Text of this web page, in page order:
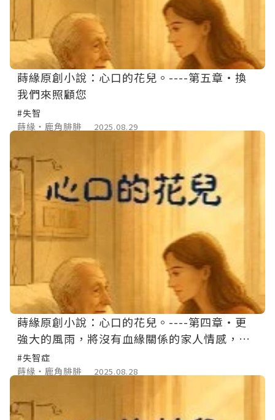
蒔緣原創小說：心口的花兒。----第五章‧換
我們來照顧您
#失智
蒔緣‧鹿角腓腓
2025.08.29
蒔緣原創小說：心口的花兒。----第四章‧更
強大的風雨，將沒有血緣關係的家人情感，擰
得更緊
#失智症
蒔緣‧鹿角腓腓
2025.08.28